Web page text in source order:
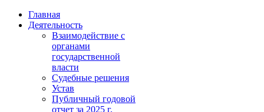
Главная
Деятельность
Взаимодействие с
органами
государственной
власти
Судебные решения
Устав
Публичный годовой
отчет за 2025 г.